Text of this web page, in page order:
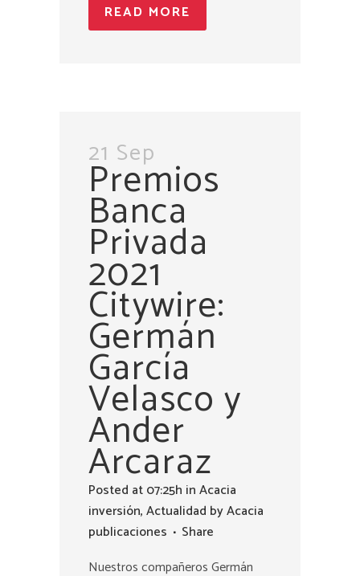
READ MORE
21 Sep
Premios
Banca
Privada
2021
Citywire:
Germán
García
Velasco y
Ander
Arcaraz
Posted at 07:25h inAcacia
inversión,Actualidad byAcacia
publicaciones
Share
Nuestros compañeros Germán